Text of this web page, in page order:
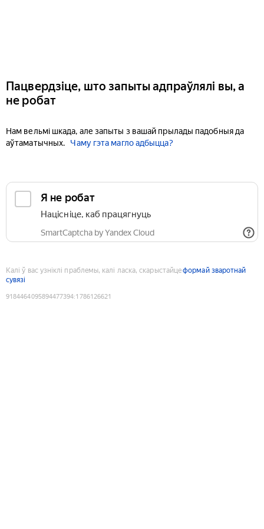
Пацвердзіце, што запыты адпраўлялі вы, а
не робат
Нам вельмі шкада, але запыты з вашай прылады падобныя да
аўтаматычных.
Чаму гэта магло адбыцца?
Я не робат
Націсніце, каб працягнуць
SmartCaptcha by Yandex Cloud
Калі ў вас узніклі праблемы, калі ласка, скарыстайцеформай зваротнай
сувязі
9184464095894477394:1786126621